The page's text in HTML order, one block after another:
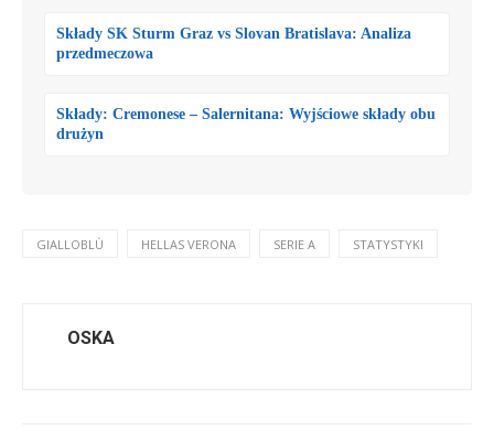
Składy SK Sturm Graz vs Slovan Bratislava: Analiza
przedmeczowa
Składy: Cremonese – Salernitana: Wyjściowe składy obu
drużyn
GIALLOBLÙ HELLAS VERONA SERIE A STATYSTYKI
OSKA